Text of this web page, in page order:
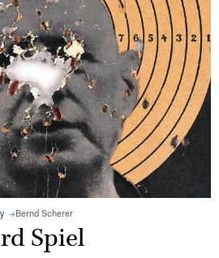
Bernd Scherer
Spiel